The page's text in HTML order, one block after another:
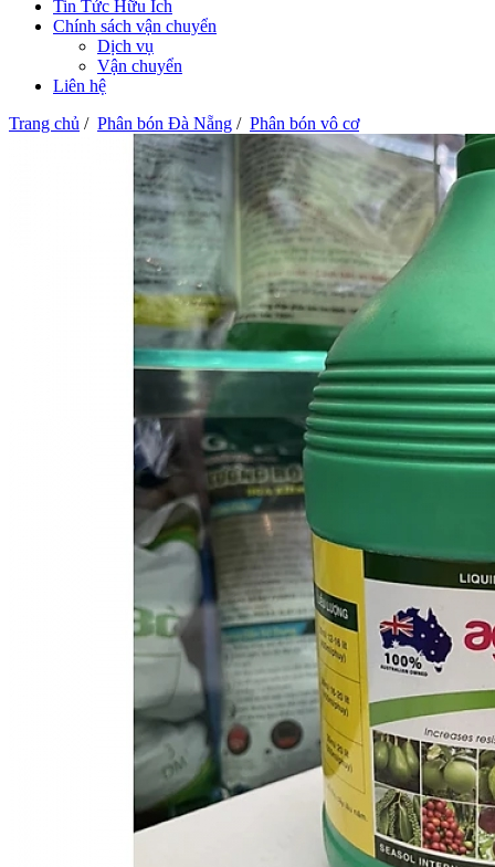
Tin Tức Hữu Ích
Chính sách vận chuyển
Dịch vụ
Vận chuyển
Liên hệ
Trang chủ / Phân bón Đà Nẵng / Phân bón vô cơ